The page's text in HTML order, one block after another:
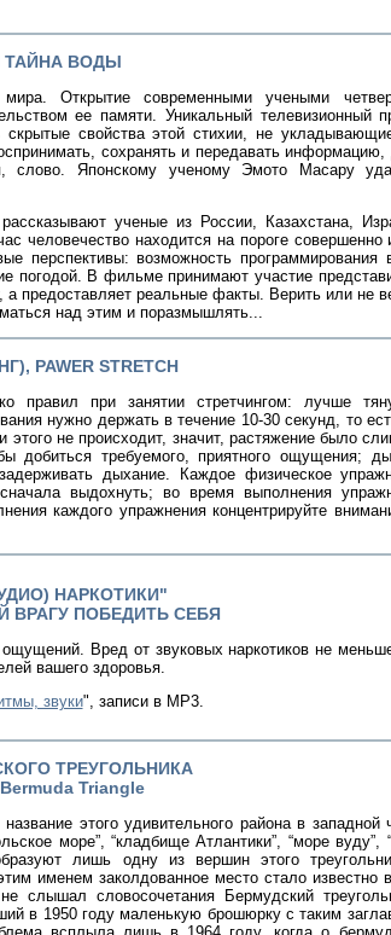
ТАЙНА ВОДЫ
Открытие современными учеными
ее памяти. Уникальный телевизионный
свойства этой стихии, не
сохранять и передавать
слово. Японскому ученому Эмото Масару
ученые из России, Казахстана,
человечество находится на пороге совершенно
перспективы: возможность программирования
погодой. В фильме принимают участие
предоставляет реальные факты. Верить или не
над этим и поразмышлять...
PAWER STRETCH
правил при занятии стретчингом: лучше
нужно держать в течение 10-30 секунд, то
не происходит, значит, растяжение было
добиться требуемого, приятного ощущения;
дыхание. Каждое физическое
выдохнуть; во время выполнения
каждого упражнения концентрируйте
НАРКОТИКИ"
ВРАГУ ПОБЕДИТЬ СЕБЯ
Вред от звуковых наркотиков не
вашего здоровья.
звуки", записи в МР3.
ТРЕУГОЛЬНИКА
Triangle
этого удивительного района в западной
море”, “кладбище Атлантики”, “море вуду”,
лишь одну из вершин этого
именем заколдованное место стало известно
слышал словосочетания Бермудский
в 1950 году маленькую брошюрку с таким